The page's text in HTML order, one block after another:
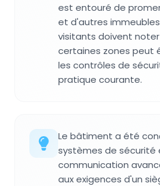
est entouré de
et d'autres immeubles
visitants doivent
certaines zones peut
les contrôles de
pratique courante.
Le bâtiment a été
systèmes de sécurité
communication
aux exigences d'un